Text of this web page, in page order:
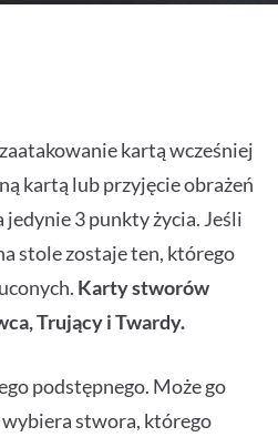
kartą wcześniej
kartą lub przyjęcie obrażeń
jedynie 3 punkty życia. Jeśli
stole zostaje ten, którego
Karty stworów
Trujący i Twardy.
podstępnego. Może go
wybiera stwora, którego